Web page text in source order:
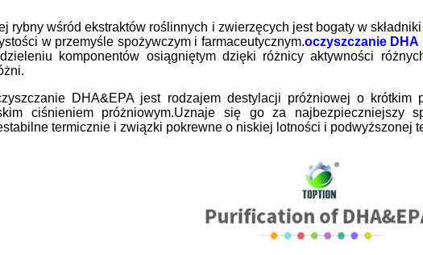
rybny wśród ekstraktów roślinnych i zwierzęcych jest bogaty w
w przemyśle spożywczym i farmaceutycznym.oczyszczanie DHA
komponentów osiągniętym dzięki różnicy aktywności
DHA&EPA jest rodzajem destylacji próżniowej o krótkim
ciśnieniem próżniowym.Uznaje się go za najbezpieczniejszy
termicznie i związki pokrewne o niskiej lotności i podwyższonej